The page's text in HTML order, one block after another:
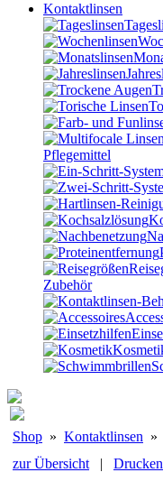
Kontaktlinsen
Pflegemittel
Zubehör
Shop » Kontaktlinsen »
zur Übersicht | Drucken